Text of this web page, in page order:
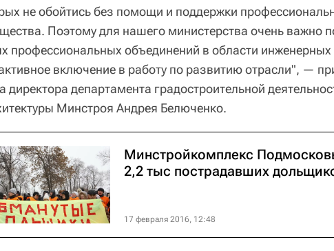
не обойтись без помощи и поддержки
Поэтому для нашего министерства очень важно
профессиональных объединений в области
включение в работу по развитию отрасли", —
директора департамента градостроительной
Минстроя Андрея Белюченко.
Минстройкомплекс
2,2 тыс пострадавших
17 февраля 2016, 12:48